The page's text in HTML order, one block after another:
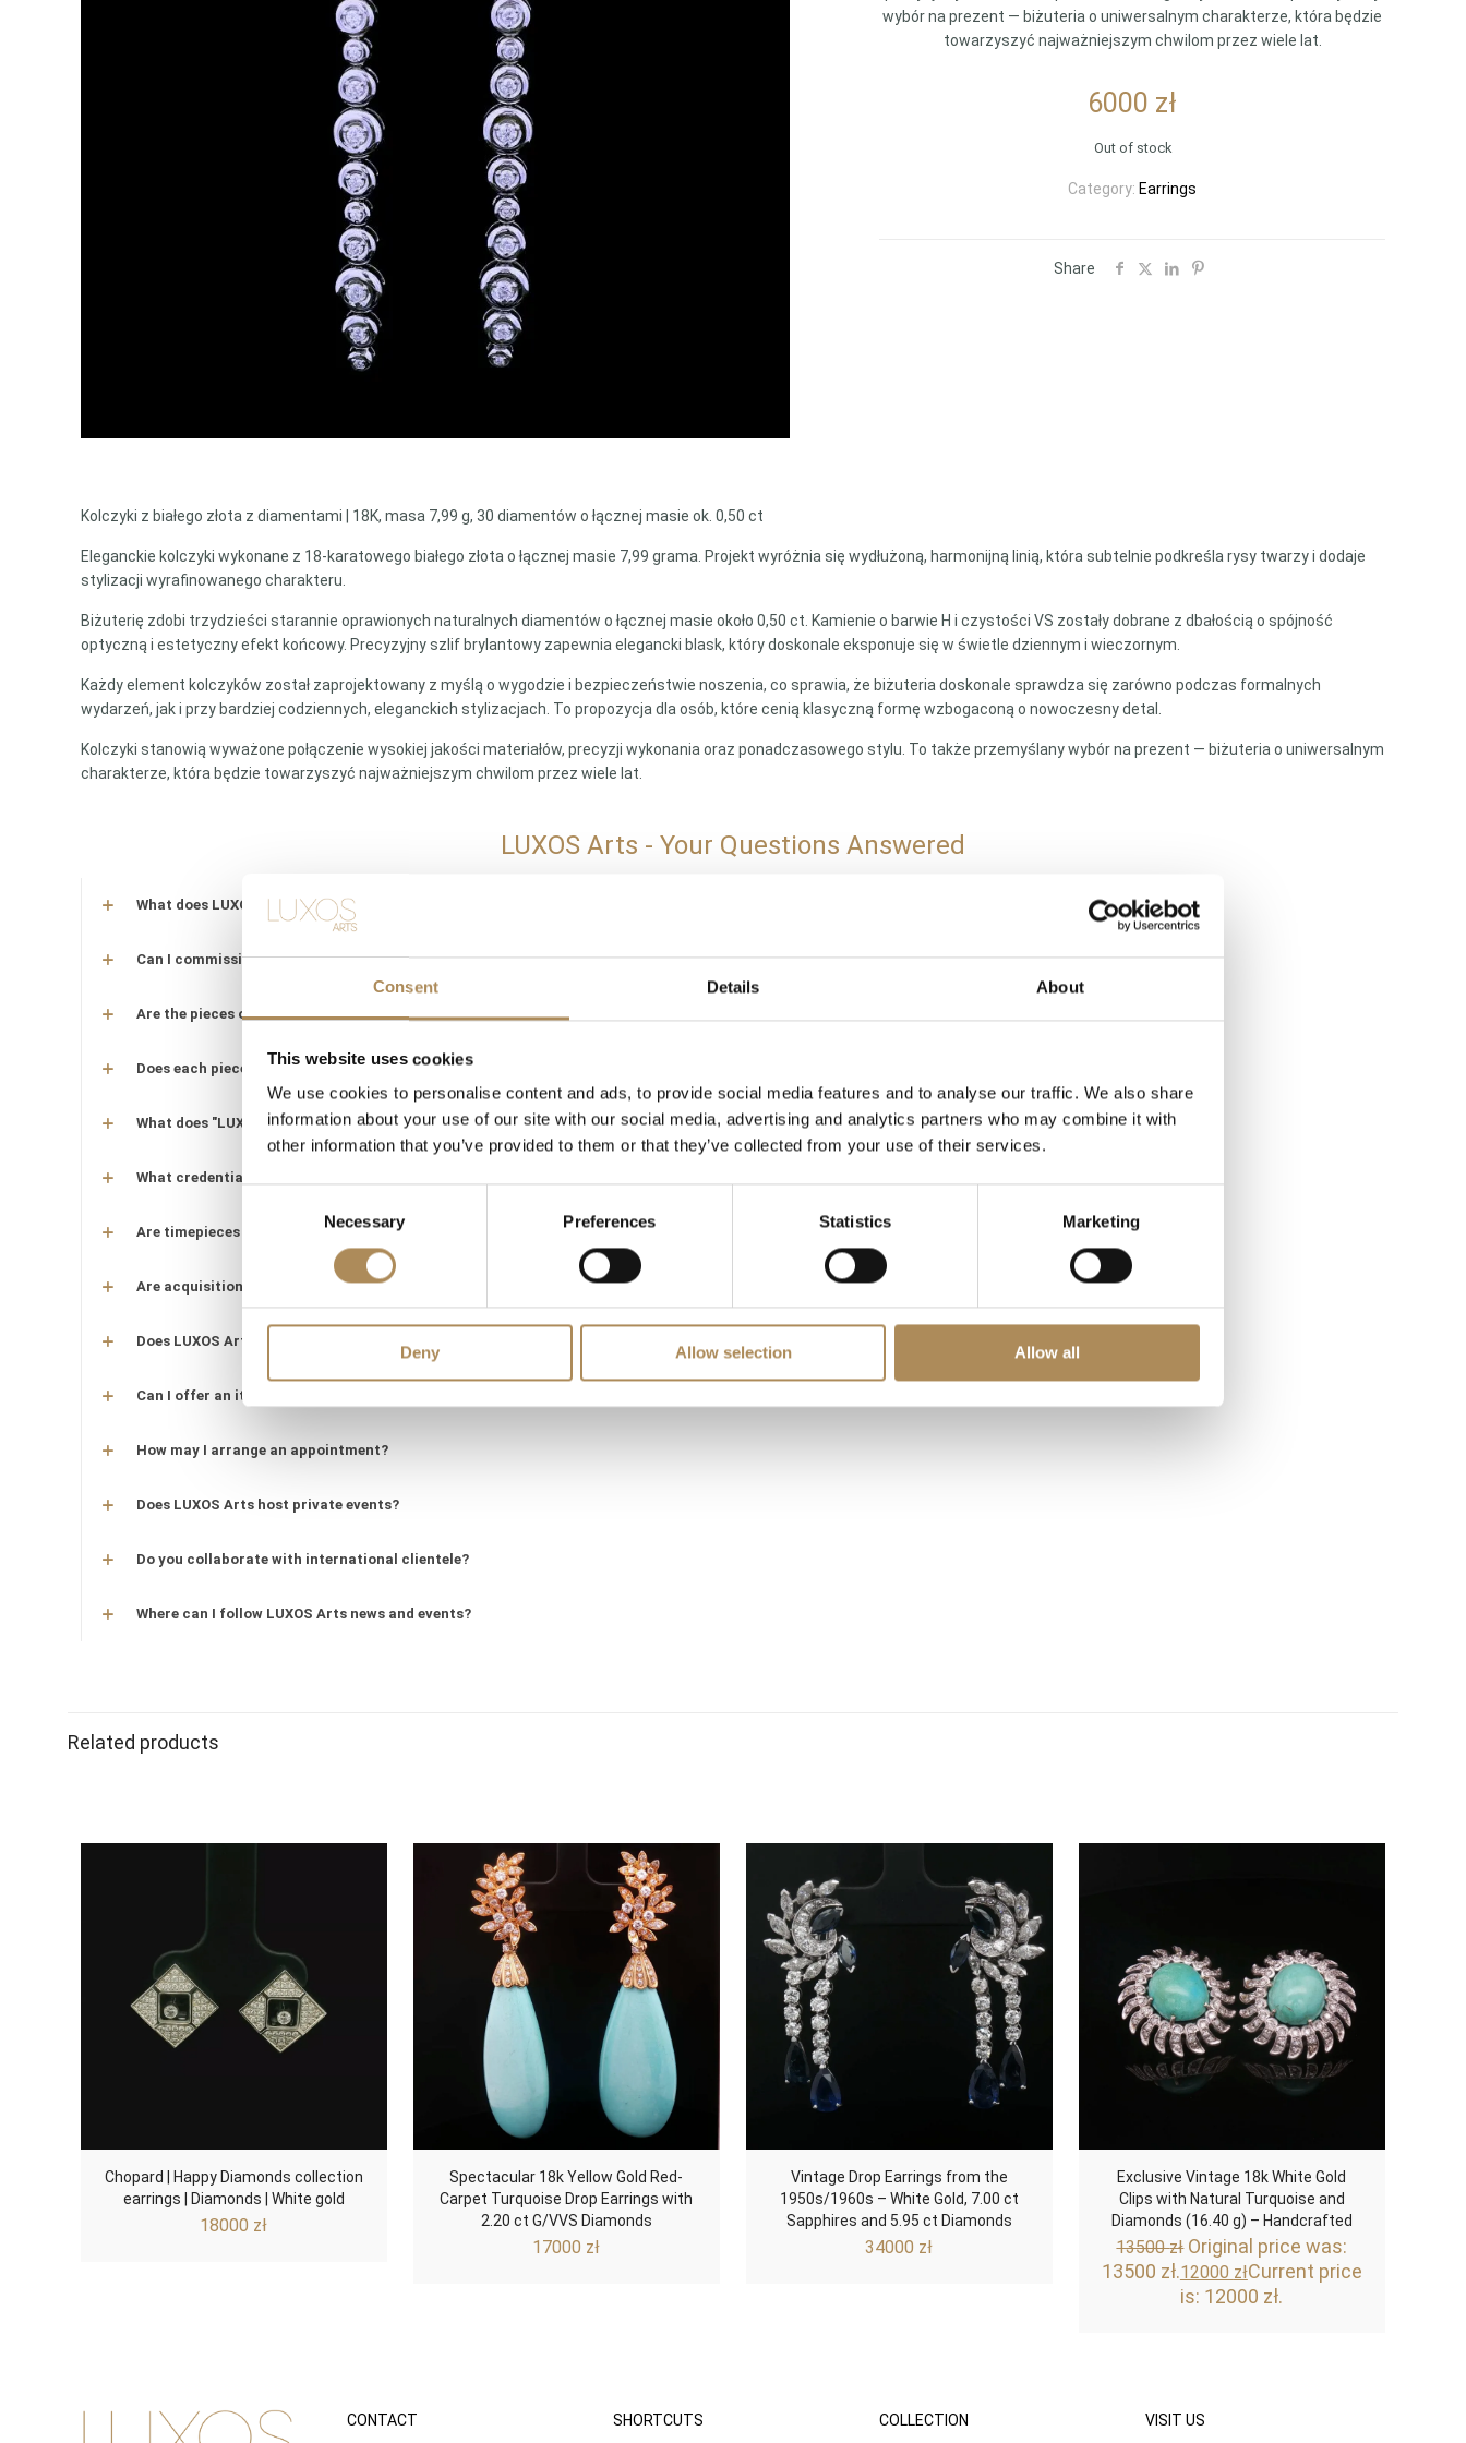
Consent Details About
This website uses cookies
We use cookies to personalise content and ads, to provide social media features and to analyse our traffic. We also share
information about your use of our site with our social media, advertising and analytics partners who may combine it with
other information that you’ve provided to them or that they’ve collected from your use of their services.
Necessary Preferences Statistics Marketing
Deny Allow selection Allow all
wybór na prezent — biżuteria o uniwersalnym charakterze, która będzie
towarzyszyć najważniejszym chwilom przez wiele lat.
6000 zł
Out of stock
Category: Earrings
Share
Kolczyki z białego złota z diamentami | 18K, masa 7,99 g, 30 diamentów o łącznej masie ok. 0,50 ct
Eleganckie kolczyki wykonane z 18-karatowego białego złota o łącznej masie 7,99 grama. Projekt wyróżnia się wydłużoną, harmonijną linią, która subtelnie podkreśla rysy twarzy i dodaje
stylizacji wyrafinowanego charakteru.
Biżuterię zdobi trzydzieści starannie oprawionych naturalnych diamentów o łącznej masie około 0,50 ct. Kamienie o barwie H i czystości VS zostały dobrane z dbałością o spójność
optyczną i estetyczny efekt końcowy. Precyzyjny szlif brylantowy zapewnia elegancki blask, który doskonale eksponuje się w świetle dziennym i wieczornym.
Każdy element kolczyków został zaprojektowany z myślą o wygodzie i bezpieczeństwie noszenia, co sprawia, że biżuteria doskonale sprawdza się zarówno podczas formalnych
wydarzeń, jak i przy bardziej codziennych, eleganckich stylizacjach. To propozycja dla osób, które cenią klasyczną formę wzbogaconą o nowoczesny detal.
Kolczyki stanowią wyważone połączenie wysokiej jakości materiałów, precyzji wykonania oraz ponadczasowego stylu. To także przemyślany wybór na prezent — biżuteria o uniwersalnym
charakterze, która będzie towarzyszyć najważniejszym chwilom przez wiele lat.
LUXOS Arts - Your Questions Answered
What does LUXOS Arts do?
Can I commission a bespoke piece or request sourcing of a specific item?
Are the pieces offered by LUXOS Arts authentic and of genuine value?
Does each piece include a certificate of authenticity?
What does "LUXOS Arts Certified Selection" signify?
What credentials does the LUXOS Arts team possess?
Are timepieces offered by LUXOS Arts warranty-protected?
Are acquisitions through LUXOS Arts secure?
Does LUXOS Arts provide investment counsel?
Can I offer an item for sale through LUXOS Arts?
How may I arrange an appointment?
Does LUXOS Arts host private events?
Do you collaborate with international clientele?
Where can I follow LUXOS Arts news and events?
Related products
Chopard | Happy Diamonds collection
earrings | Diamonds | White gold
18000 zł
Spectacular 18k Yellow Gold Red-
Carpet Turquoise Drop Earrings with
2.20 ct G/VVS Diamonds
17000 zł
Vintage Drop Earrings from the
1950s/1960s – White Gold, 7.00 ct
Sapphires and 5.95 ct Diamonds
34000 zł
Exclusive Vintage 18k White Gold
Clips with Natural Turquoise and
Diamonds (16.40 g) – Handcrafted
13500zł Original price was:
13500 zł.12000 złCurrent price
is: 12000 zł.
CONTACT SHORTCUTS COLLECTION VISIT US